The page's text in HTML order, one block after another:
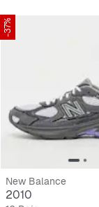
-37%
New Balance
2010